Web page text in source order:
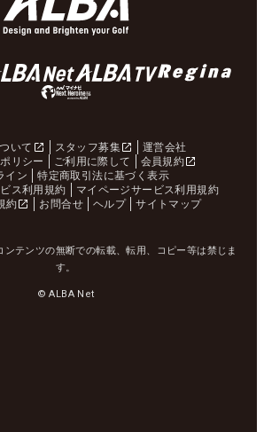
いて スタッフ募集
運営会社
リシー
ご利用に際して
会員規約
イン
特定商取引法に基づく表示
ス利用規約
マイページサービス利用規約
約
お問合せ ヘルプ サイトマップ
テンツの無断での転載、転用、コピー等は禁じま
す。
© ALBA Net